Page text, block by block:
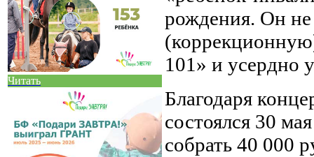
Читать
рождения. Он не
101» и усердно
Благодаря
состоялся 30
собрать 40 000